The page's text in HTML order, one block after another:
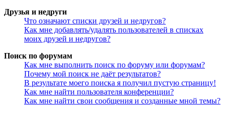
Друзья и недруги
Что означают списки друзей и недругов?
Как мне добавлять/удалять пользователей в списках
моих друзей и недругов?
Поиск по форумам
Как мне выполнить поиск по форуму или форумам?
Почему мой поиск не даёт результатов?
В результате моего поиска я получил пустую страницу!
Как мне найти пользователя конференции?
Как мне найти свои сообщения и созданные мной темы?